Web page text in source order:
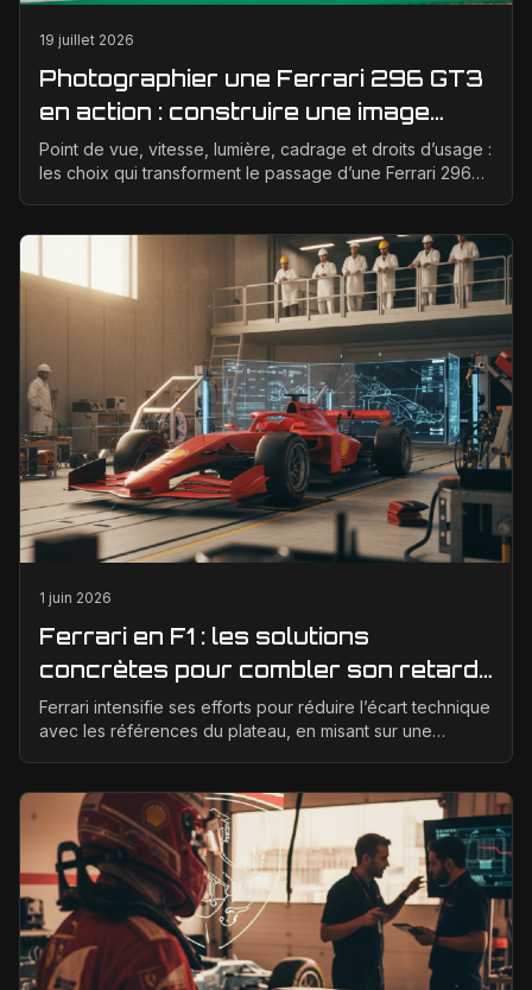
19 juillet 2026
Photographier une Ferrari 296 GT3
en action : construire une image
éditoriale qui raconte la course
Point de vue, vitesse, lumière, cadrage et droits d’usage :
les choix qui transforment le passage d’une Ferrari 296
1 juin 2026
Ferrari en F1 : les solutions
concrètes pour combler son retard
technique en 2026
Ferrari intensifie ses efforts pour réduire l’écart technique
avec les références du plateau, en misant sur une